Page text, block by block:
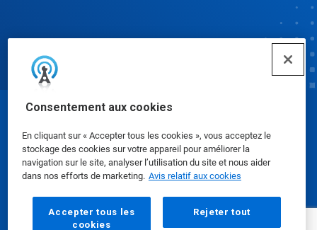
Consentement aux cookies
En cliquant sur « Accepter tous les cookies », vous acceptez le
stockage des cookies sur votre appareil pour améliorer la
navigation sur le site, analyser l’utilisation du site et nous aider
dans nos efforts de marketing. Avis relatif aux cookies
Accepter tous les
cookies
Rejeter tout
Fiches signalétiques|Politique de confidentialité
Modalités d'utilisation